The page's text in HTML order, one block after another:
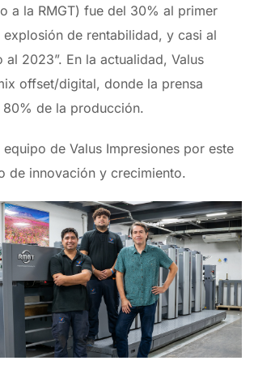
a la RMGT) fue del 30% al primer
explosión de rentabilidad, y casi al
al 2023”. En la actualidad, Valus
offset/digital, donde la prensa
80% de la producción.
equipo de Valus Impresiones por este
de innovación y crecimiento.